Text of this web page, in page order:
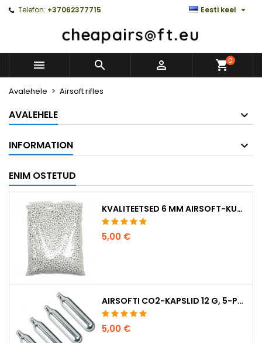
Telefon: +37062377715 Eesti keel 
   0
Avalehele Airsoft rifles
AVALEHELE
INFORMATION
ENIM OSTETUD
KVALITEETSED 6 MM AIRSOFT-KUULID 0,20 G – 1000 TÜKKI, EI TAKERDU, TÄPNE LASKMINE
5,00 €
AIRSOFTI CO2-KAPSLID 12 G, 5-PAKK – VALMISTATUD UNGARIS, EL, ESMAKLASSILINE KVALITEET
5,00 €